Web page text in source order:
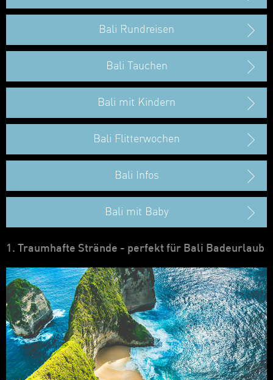
Bali Rundreisen
Bali Tauchen
Bali mit Kindern
Bali Flitterwochen
Bali Infos
Bali mit Baby
1. Traumhafte Strände - perfekt für Bali Badeurlaub